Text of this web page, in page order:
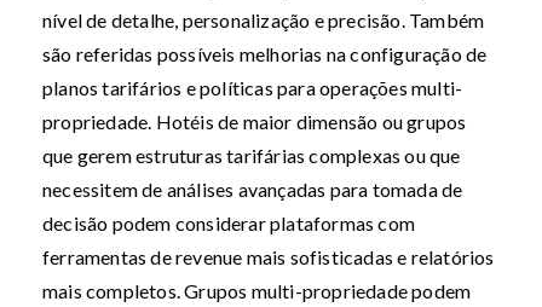
nível de detalhe, personalização e precisão. Também
são referidas possíveis melhorias na configuração de
planos tarifários e políticas para operações multi-
propriedade. Hotéis de maior dimensão ou grupos
que gerem estruturas tarifárias complexas ou que
necessitem de análises avançadas para tomada de
decisão podem considerar plataformas com
ferramentas de revenue mais sofisticadas e relatórios
mais completos. Grupos multi-propriedade podem